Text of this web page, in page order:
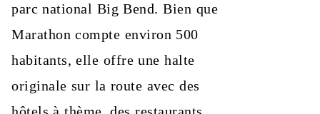
parc national Big Bend. Bien que
Marathon compte environ 500
habitants, elle offre une halte
originale sur la route avec des